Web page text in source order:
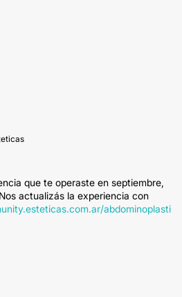
que te operaste en septiembre,
actualizás la experiencia con
abdominoplasti